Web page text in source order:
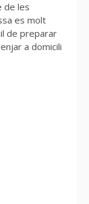
de les
es molt
de preparar
a domicili